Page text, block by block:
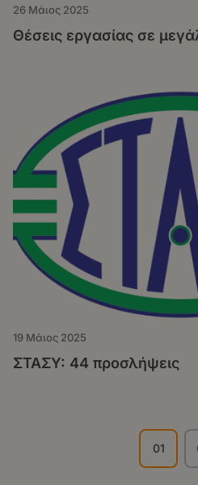
26 Μάιος 2025
Θέσεις εργασίας σε
19 Μάιος 2025
ΣΤΑΣΥ: 44 προσλήψεις
σελίδα
01